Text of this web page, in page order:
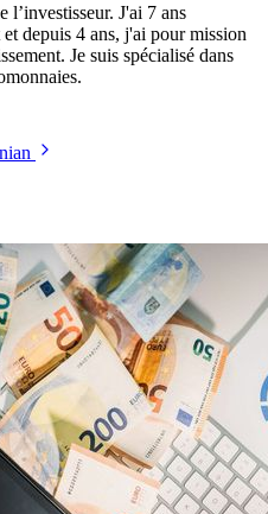
l’investisseur. J'ai 7 ans
depuis 4 ans, j'ai pour mission
Je suis spécialisé dans